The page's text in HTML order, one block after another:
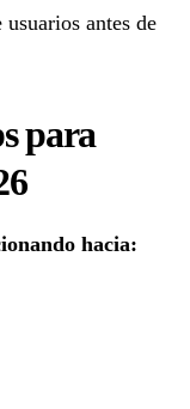
antes de
para
hacia: